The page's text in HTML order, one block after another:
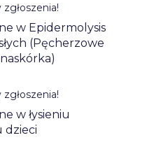
w Epidermolysis
(Pęcherzowe
w łysieniu
dzieci